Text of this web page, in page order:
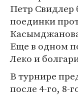
Петр
поединки
Еще в одном
Леко и
В турнире
после 4-го, 8-